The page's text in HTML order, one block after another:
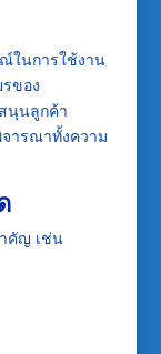
ในการใช้งาน
ของ
นุนลูกค้า
ารณาทั้งความ
คัญ เช่น